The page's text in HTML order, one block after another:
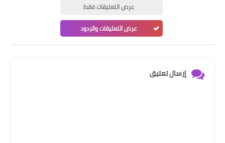
عرض التعليقات فقط
عرض التعليقات والردود
إرسال تعليق